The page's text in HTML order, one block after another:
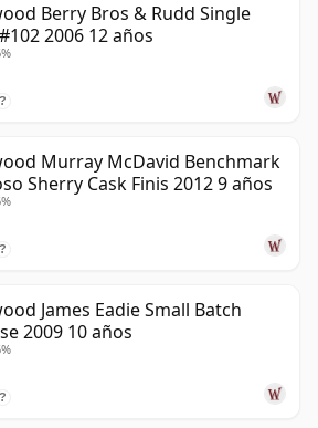
Berry Bros & Rudd Single
2006 12 años
?
Murray McDavid Benchmark
Sherry Cask Finis 2012 9 años
?
James Eadie Small Batch
2009 10 años
?